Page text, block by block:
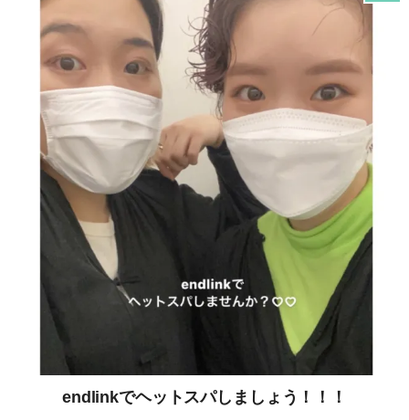
endlinkでヘットスパしましょう！！！